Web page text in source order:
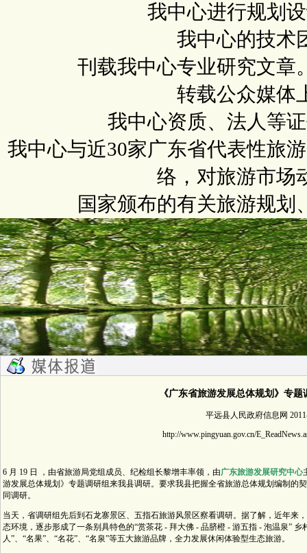
我中心进行规划
我中心的技术
刊载我中心专业研究文章
转载公众媒体
我中心资质、法人等
我中心与近30家广东省代表性旅
络，对旅游市场
国家颁布的有关旅游规划
《广东省旅游发展总体规划》专
平远县人民政府信息网
http://www.pingyuan.gov.cn/
6 月 19 日 ，由省旅游局党组成员、纪检组长黎增丰率领，由广东旅游发展研究中心
游发展总体规划》专题调研组来我县调研。要求我县把握全省旅游总体规划编制的
同调研。
当天，省调研组先后到石龙寨景区、五指石旅游风景区察看调研。据了解，近年来
态环境，逐步形成了一条别具特色的“赏茶花 - 拜大佛 - 品脐橙 - 游五指 - 泡温泉”
人”、“名果”、“名花”、“名泉”等五大旅游品牌，全力发展休闲体验型生态旅游。